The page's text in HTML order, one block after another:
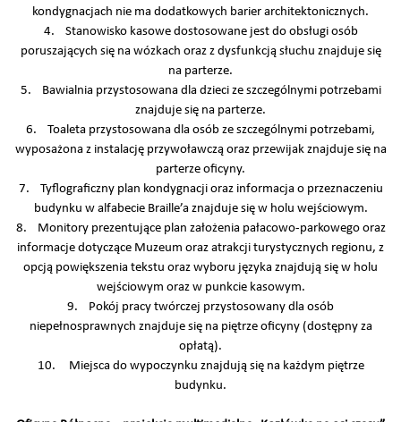
kondygnacjach nie ma dodatkowych barier architektonicznych.
4. Stanowisko kasowe dostosowane jest do obsługi osób
poruszających się na wózkach oraz z dysfunkcją słuchu znajduje się
na parterze.
5. Bawialnia przystosowana dla dzieci ze szczególnymi potrzebami
znajduje się na parterze.
6. Toaleta przystosowana dla osób ze szczególnymi potrzebami,
wyposażona z instalację przywoławczą oraz przewijak znajduje się na
parterze oficyny.
7. Tyflograficzny plan kondygnacji oraz informacja o przeznaczeniu
budynku w alfabecie Braille’a znajduje się w holu wejściowym.
8. Monitory prezentujące plan założenia pałacowo-parkowego oraz
informacje dotyczące Muzeum oraz atrakcji turystycznych regionu, z
opcją powiększenia tekstu oraz wyboru języka znajdują się w holu
wejściowym oraz w punkcie kasowym.
9. Pokój pracy twórczej przystosowany dla osób
niepełnosprawnych znajduje się na piętrze oficyny (dostępny za
opłatą).
10. Miejsca do wypoczynku znajdują się na każdym piętrze
budynku.